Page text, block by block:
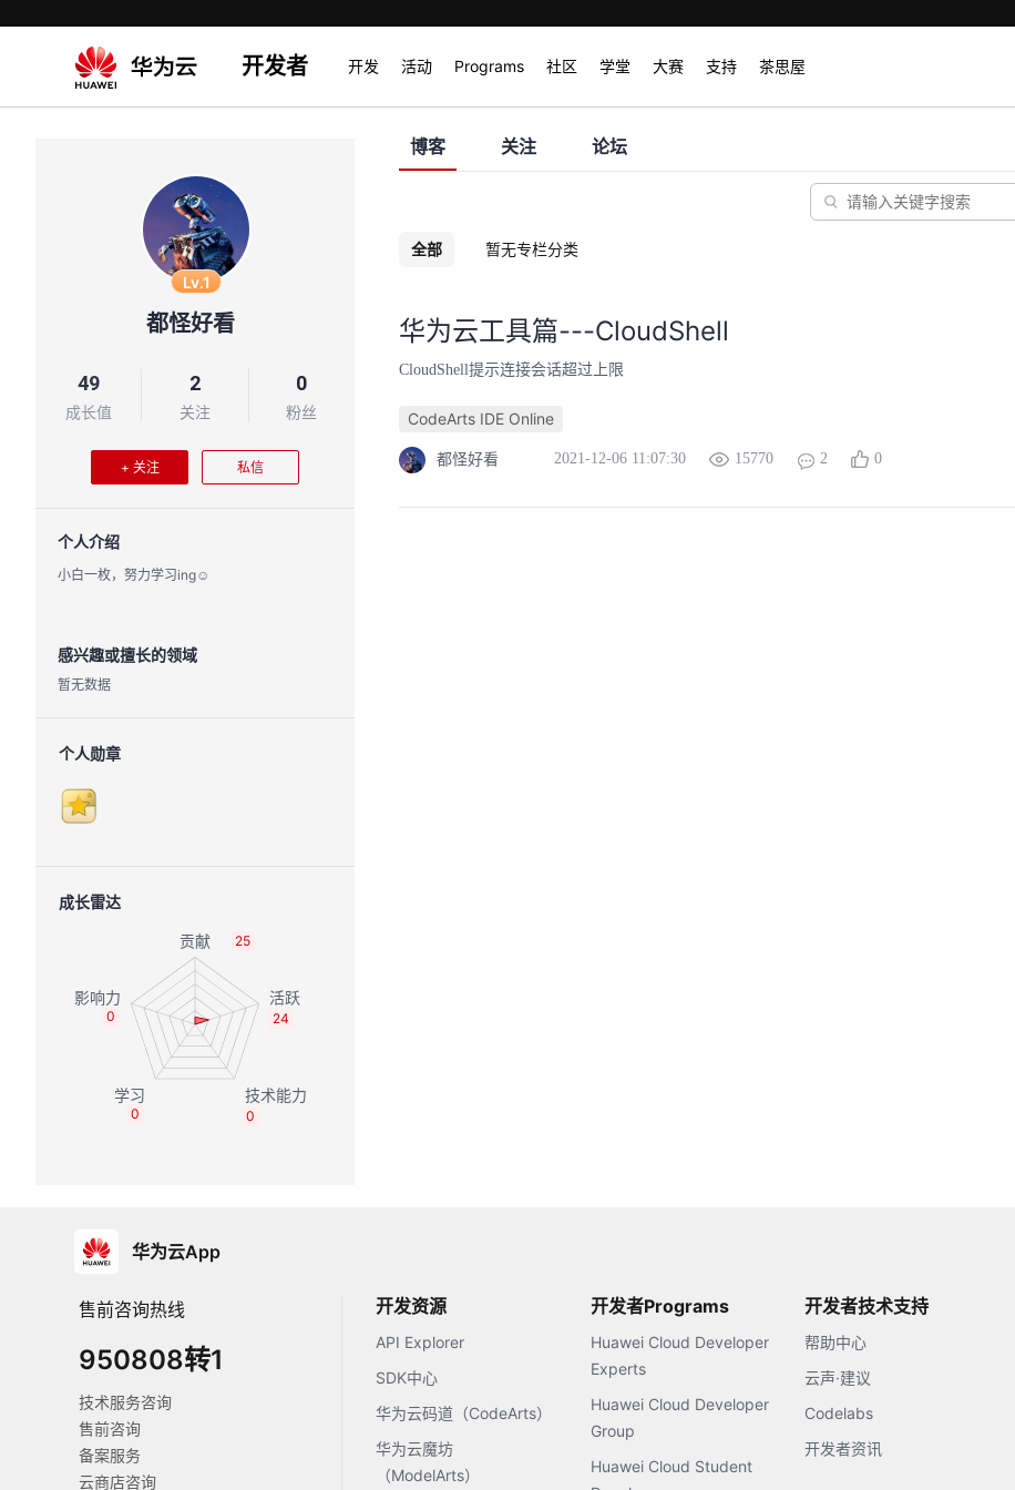
开发者 开发 活动 Programs 社区 学堂 大赛 支持 茶思屋
Lv.1
都怪好看
49
成长值
2
关注
0
粉丝
+ 关注 私信
个人介绍
小白一枚，努力学习ing☺
感兴趣或擅长的领域
暂无数据
个人勋章
成长雷达
25
24
0
0
0
博客 关注 论坛
全部 暂无专栏分类
华为云工具篇---CloudShell
CloudShell提示连接会话超过上限
CodeArts IDE Online
都怪好看 2021-12-06 11:07:30 15770 2 0
华为云App
售前咨询热线
950808转1
技术服务咨询
售前咨询
备案服务
云商店咨询
开发资源
API Explorer
SDK中心
华为云码道（CodeArts）
华为云魔坊
（ModelArts）
开发者Programs
Huawei Cloud Developer
Experts
Huawei Cloud Developer
Group
Huawei Cloud Student
开发者技术支持
帮助中心
云声·建议
Codelabs
开发者资讯